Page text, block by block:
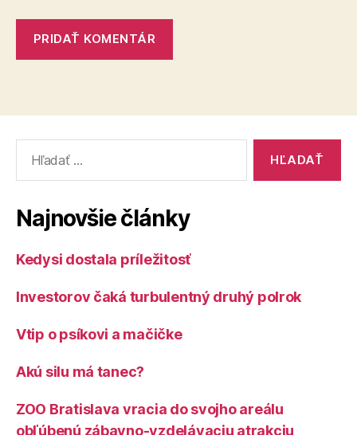
Najnovšie články
Kedysi dostala príležitosť
Investorov čaká turbulentný druhý polrok
Vtip o psíkovi a mačičke
Akú silu má tanec?
ZOO Bratislava vracia do svojho areálu
obľúbenú zábavno-vzdelávaciu atrakciu